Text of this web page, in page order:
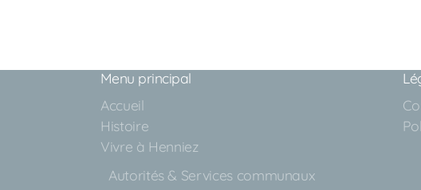
Menu principal
Accueil
Histoire
Vivre à Henniez
Autorités & Services communaux